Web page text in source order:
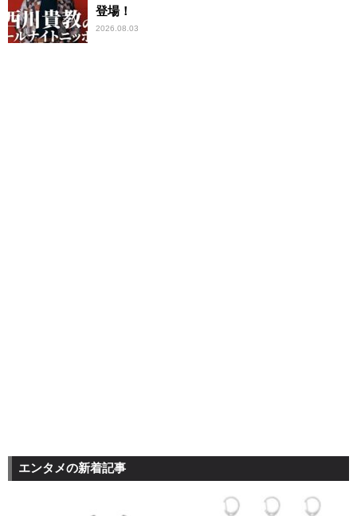
登場！
2026.08.03
エンタメの新着記事